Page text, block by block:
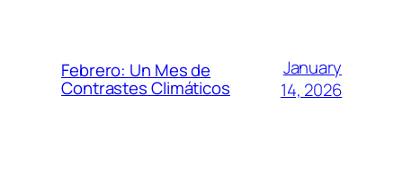
Febrero: Un Mes de
Contrastes Climáticos
January
14, 2026